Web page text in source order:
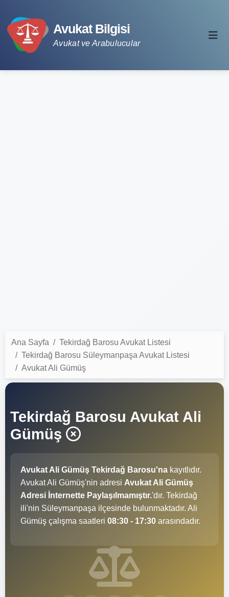
Avukat Bilgisi
Avukat ve Arabulucular
Ana Sayfa
Tekirdağ Barosu Avukat Listesi
Tekirdağ Barosu Süleymanpaşa Avukat Listesi
Avukat Ali Gümüş
Tekirdağ Barosu Avukat Ali
Gümüş
Avukat Ali Gümüş Tekirdağ Barosu'na kayıtlıdır.
Avukat Ali Gümüş'nin adresi Avukat Ali Gümüş
Adresi İnternette Paylaşılmamıştır.'dır. Tekirdağ
ili'nin Süleymanpaşa ilçesinde bulunmaktadır. Ali
Gümüş çalışma saatleri 08:30 - 17:30 arasındadır.